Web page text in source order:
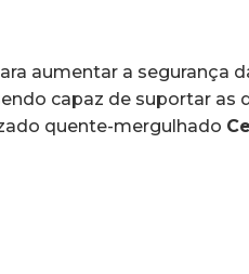
aumentar a segurança
capaz de suportar as
quente-mergulhado